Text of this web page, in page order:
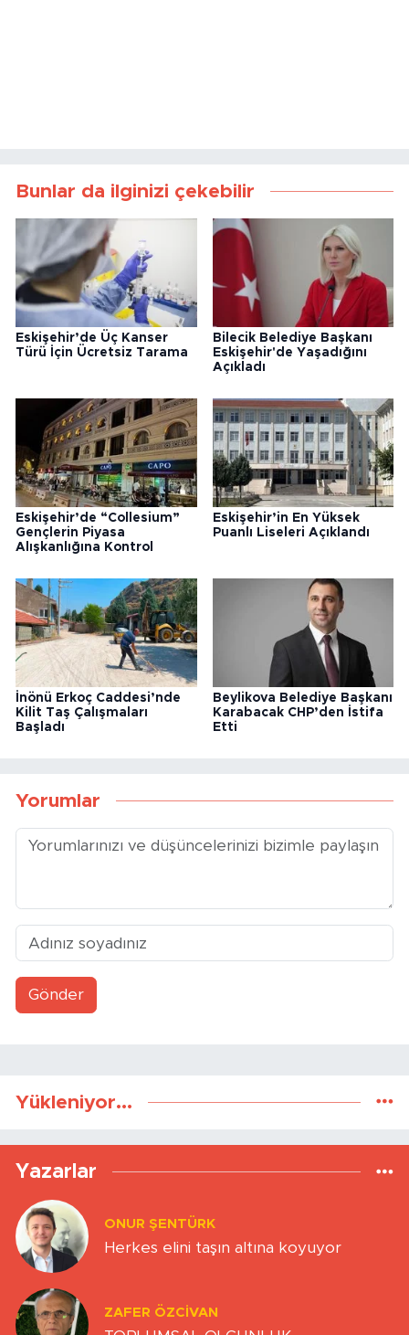
Bunlar da ilginizi çekebilir
Eskişehir’de Üç Kanser
Türü İçin Ücretsiz Tarama
Bilecik Belediye Başkanı
Eskişehir'de Yaşadığını
Açıkladı
Eskişehir’de “Collesium”
Gençlerin Piyasa
Alışkanlığına Kontrol
Eskişehir’in En Yüksek
Puanlı Liseleri Açıklandı
İnönü Erkoç Caddesi’nde
Kilit Taş Çalışmaları
Başladı
Beylikova Belediye Başkanı
Karabacak CHP’den İstifa
Etti
Yorumlar
Gönder
Yükleniyor...
Yazarlar
ONUR ŞENTÜRK
Herkes elini taşın altına koyuyor
ZAFER ÖZCIVAN